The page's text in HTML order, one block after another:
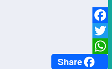
Facebook
Twitter
WhatsApp
Share